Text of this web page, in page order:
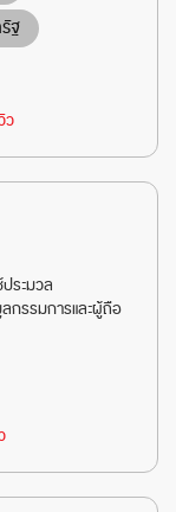
ฐ
ว
ระมวล
กรรมการและผู้ถือ